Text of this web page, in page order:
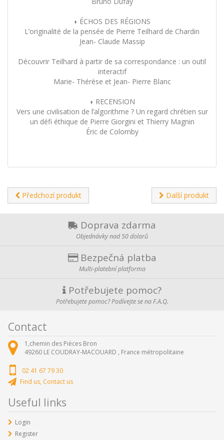
◗ ÉCHOS DES RÉGIONS
L’originalité de la pensée de Pierre Teilhard de Chardin
Jean- Claude Massip
Découvrir Teilhard à partir de sa correspondance : un outil
interactif
Marie- Thérèse et Jean- Pierre Blanc
◗ RECENSION
Vers une civilisation de l’algorithme ? Un regard chrétien sur
un défi éthique de Pierre Giorgini et Thierry Magnin
Éric de Colomby
Předchozí produkt Další produkt
Doprava zdarma
Objednávky nad 50 dolarů
Bezpečná platba
Multi-platební platforma
Potřebujete pomoc?
Potřebujete pomoc? Podívejte se na F.A.Q.
Contact
1,chemin des Pièces Bron
49260 LE COUDRAY-MACOUARD , France métropolitaine
02 41 67 79 30
Find us, Contact us
Useful links
Login
Register